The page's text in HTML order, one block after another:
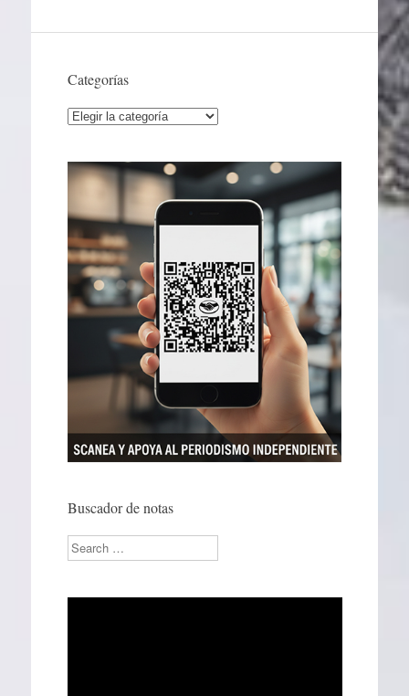
Categorías
Categorías
Buscador de notas
Search